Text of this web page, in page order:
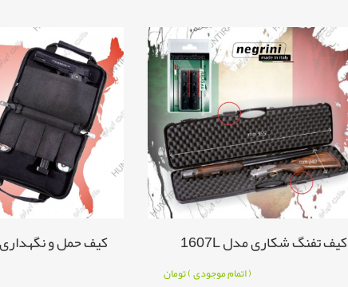
کیف تفنگ شکاری مدل 1607L
( اتمام موجودی )تومان
کیف حمل و